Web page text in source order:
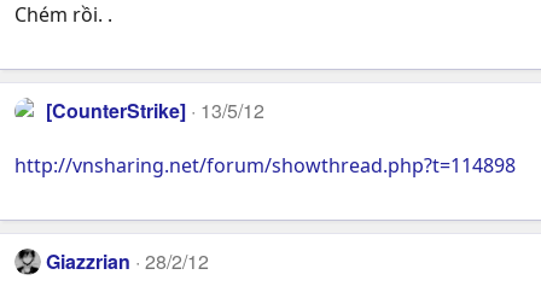
Chém rồi. .
[CounterStrike] 13/5/12
http://vnsharing.net/forum/showthread.php?t=114898
Giazzrian 28/2/12